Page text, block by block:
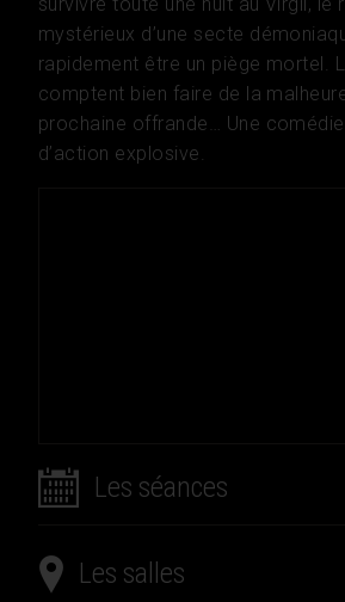
survivre toute une nuit au Virgil, le
mystérieux d’une secte
rapidement être un piège mortel.
comptent bien faire de la
prochaine offrande… Une comédie
d’action explosive.
Les séances
Les salles